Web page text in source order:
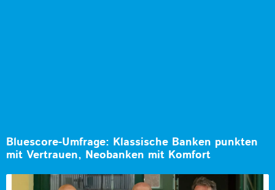
Bluescore-Umfrage: Klassische Banken punkten
mit Vertrauen, Neobanken mit Komfort